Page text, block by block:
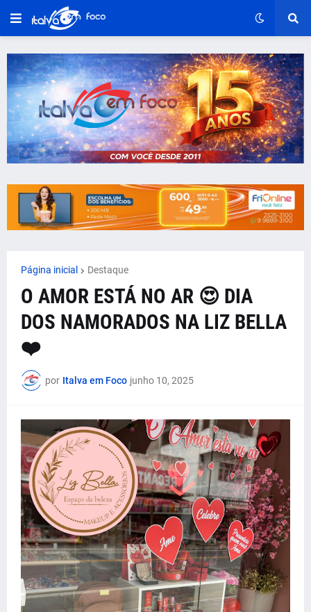
Página inicial Destaque
O AMOR ESTÁ NO AR 😍 DIA
DOS NAMORADOS NA LIZ BELLA
❤️
por Italva em Foco junho 10, 2025